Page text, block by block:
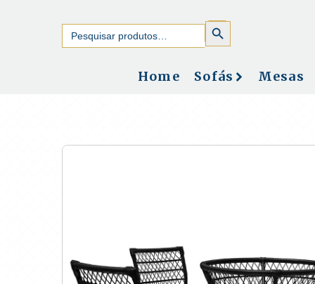
Search
for:
SEARCH
BUTTON
Home Sofás Mesas